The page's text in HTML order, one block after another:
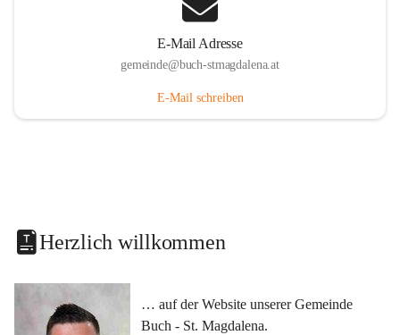
E-Mail Adresse
gemeinde@buch-stmagdalena.at
E-Mail schreiben
Herzlich willkommen
… auf der Website unserer Gemeinde
Buch - St. Magdalena.